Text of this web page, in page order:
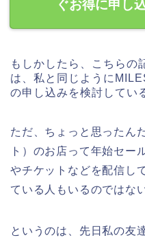
ぐお得に申し
もしかしたら、こちらの
は、私と同じように
の申し込みを検討してい
ただ、ちょっと思ったん
ト）のお店って年始セー
やチケットなどを配信し
ている人もいるのではな
というのは、先日私の友